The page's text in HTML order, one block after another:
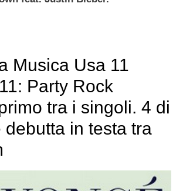
Musica Usa 11
Party Rock
tra i singoli. 4 di
debutta in testa tra